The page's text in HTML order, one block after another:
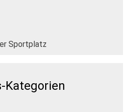
Sportplatz
Kategorien